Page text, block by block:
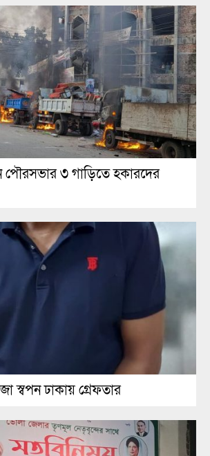
পৌরসভার ৩ গাড়িতে হকারদের
স্বপন ঢাকায় গ্রেফতার